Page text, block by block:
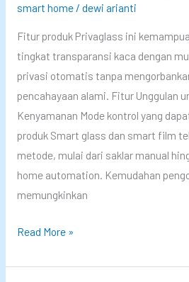
s
u
P
smart home/ dewi arianti
Fitur produk Privaglass ini
tingkat transparansi kaca dengan
privasi otomatis tanpa
pencahayaan alami. Fitur Unggulan
Kenyamanan Mode kontrol yang
produk Smart glass dan smart film
metode, mulai dari saklar manual
home automation. Kemudahan
memungkinkan
F
t
Read More »